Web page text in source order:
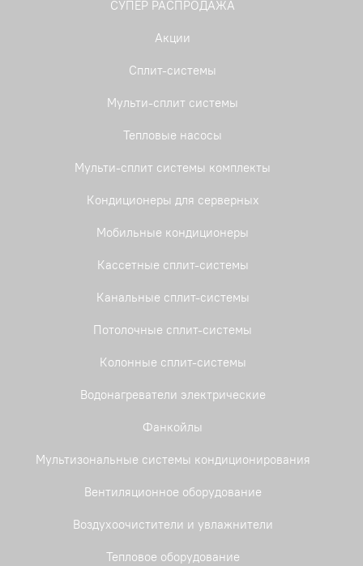
СУПЕР РАСПРОДАЖА
Акции
Сплит-системы
Мульти-сплит системы
Тепловые насосы
Мульти-сплит системы комплекты
Кондиционеры для серверных
Мобильные кондиционеры
Кассетные сплит-системы
Канальные сплит-системы
Потолочные сплит-системы
Колонные сплит-системы
Водонагреватели электрические
Фанкойлы
Мультизональные системы кондиционирования
Вентиляционное оборудование
Воздухоочистители и увлажнители
Тепловое оборудование